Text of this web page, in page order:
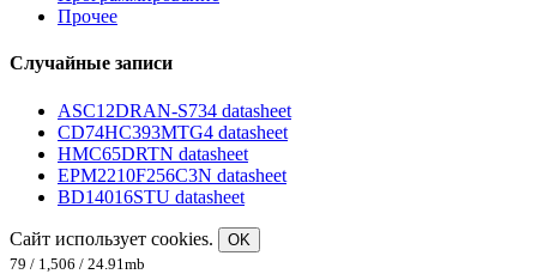
Прочее
Случайные записи
ASC12DRAN-S734 datasheet
CD74HC393MTG4 datasheet
HMC65DRTN datasheet
EPM2210F256C3N datasheet
BD14016STU datasheet
Сайт использует cookies.
OK
79 / 1,506 / 24.91mb